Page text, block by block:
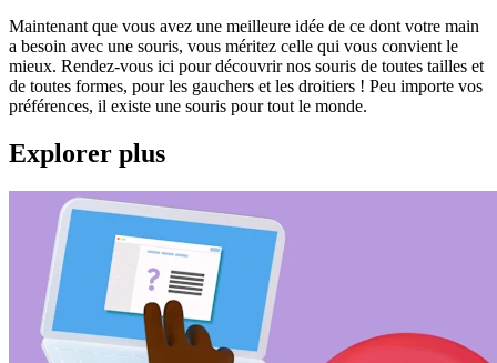
Maintenant que vous avez une meilleure idée de ce dont votre main
a besoin avec une souris, vous méritez celle qui vous convient le
mieux. Rendez-vous ici pour découvrir nos souris de toutes tailles et
de toutes formes, pour les gauchers et les droitiers ! Peu importe vos
préférences, il existe une souris pour tout le monde.
Explorer plus